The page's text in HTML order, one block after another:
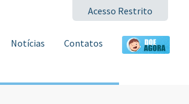
Notícias Contatos
Acesso Restrito